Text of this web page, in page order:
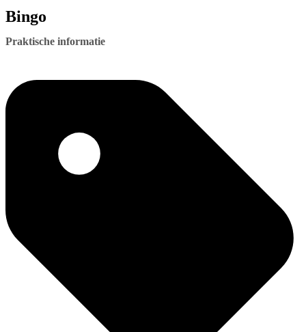
Bingo
Praktische informatie